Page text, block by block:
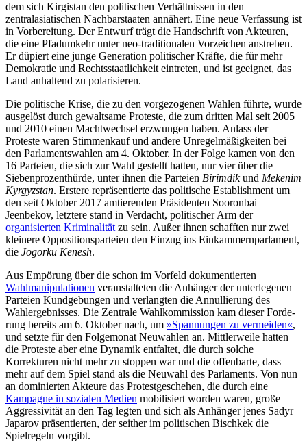
dem sich Kirgistan den politischen Verhältnissen in den
zentralasiatischen Nachbarstaaten annähert. Eine neue Verfassung ist
in Vor­bereitung. Der Entwurf trägt die Handschrift von Akteuren,
die eine Pfadumkehr unter neo-traditionalen Vorzeichen anstreben.
Er düpiert eine junge Generation politischer Kräfte, die für mehr
Demokratie und Rechtsstaatlichkeit eintreten, und ist geeignet, das
Land anhaltend zu polarisieren.
Die politische Krise, die zu den vorgezogenen Wahlen führte, wurde
ausgelöst durch gewaltsame Proteste, die zum dritten Mal seit 2005
und 2010 einen Machtwechsel er­zwungen haben. Anlass der
Proteste waren Stimmenkauf und andere Unregelmäßigkeiten bei
den Parlamentswahlen am 4. Ok­tober. In der Folge kamen von den
16 Par­teien, die sich zur Wahl gestellt hatten, nur vier über die
Siebenprozenthürde, unter ihnen die Parteien Birimdikund Mekenim
Kyrgyzstan. Erstere repräsentierte das poli­tische Establishment um
den seit Oktober 2017 amtierenden Präsidenten Sooronbai
Jeenbekov, letztere stand in Verdacht, poli­tischer Arm der
organisierten Kriminalität zu sein. Außer ihnen schafften nur zwei
kleinere Oppositionsparteien den Einzug ins Einkammernparlament,
die Jogorku Kenesh.
Aus Empörung über die schon im Vorfeld dokumentierten
Wahlmanipulationen ver­anstalteten die Anhänger der unterlegenen
Parteien Kundgebungen und verlangten die Annullierung des
Wahlergebnisses. Die Zen­trale Wahlkommission kam dieser Forde­
rung bereits am 6. Oktober nach, um »Span­nungen zu vermeiden«,
und setzte für den Folgemonat Neuwahlen an. Mittlerweile hatten
die Proteste aber eine Dynamik ent­faltet, die durch solche
Korrekturen nicht mehr zu stoppen war und die offenbarte, dass
mehr auf dem Spiel stand als die Neu­wahl des Parlaments. Von nun
an dominierten Akteure das Protestgeschehen, die durch eine
Kampagne in sozialen Medien mobilisiert worden waren, große
Aggressivität an den Tag legten und sich als Anhänger jenes Sadyr
Japarov präsentierten, der seither im politischen Bischkek die
Spielregeln vorgibt.